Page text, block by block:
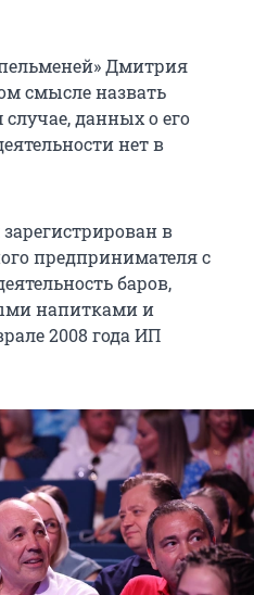
Дмитрия
смысле назвать
данных о его
нет в
в
предпринимателя с
баров,
напитками и
2008 года ИП